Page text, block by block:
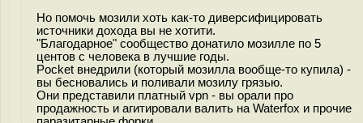
Но помочь мозили хоть как-то диверсифицировать
источники дохода вы не хотити.
"Благодарное" сообщество донатило мозилле по 5
центов с человека в лучшие годы.
Pocket внедрили (который мозилла вообще-то купила) -
вы бесновались и поливали мозилу грязью.
Они представили платный vpn - вы орали про
продажность и агитировали валить на Waterfox и прочие